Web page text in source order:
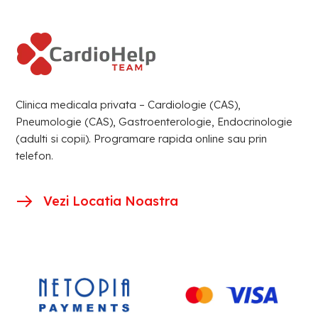
Clinica medicala privata – Cardiologie (CAS),
Pneumologie (CAS), Gastroenterologie, Endocrinologie
(adulti si copii). Programare rapida online sau prin
telefon.
Vezi Locatia Noastra